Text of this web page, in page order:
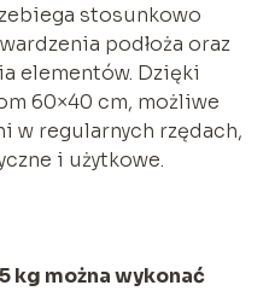
stosunkowo
podłoża oraz
elementów. Dzięki
60×40 cm, możliwe
w regularnych rzędach,
i użytkowe.
kg można wykonać